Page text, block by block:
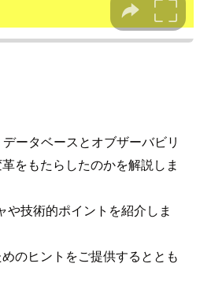
ータベースとオブザーバビリ
をもたらしたのかを解説しま
技術的ポイントを紹介しま
のヒントをご提供するととも